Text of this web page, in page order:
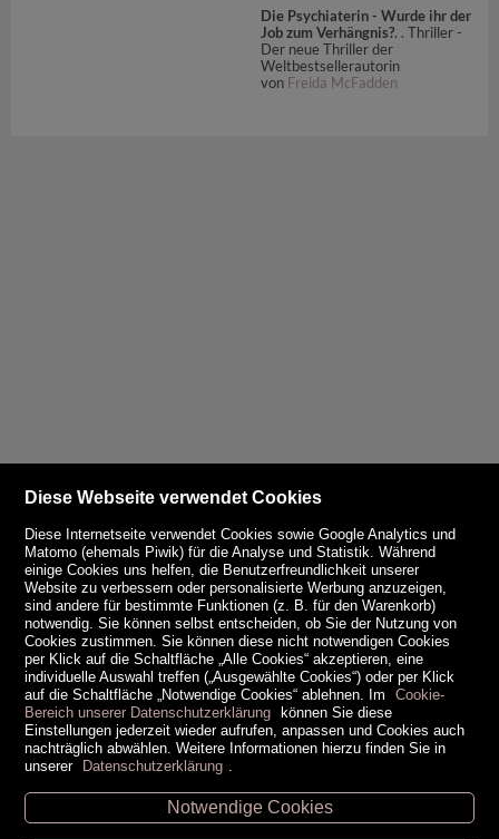
Die Psychiaterin - Wurde ihr der
Job zum Verhängnis?. . Thriller -
Der neue Thriller der
Weltbestsellerautorin
von Freida McFadden
Unsere Öffnungszeiten
Diese Webseite verwendet Cookies
Diese Internetseite verwendet Cookies sowie Google Analytics und
Matomo (ehemals Piwik) für die Analyse und Statistik. Während
einige Cookies uns helfen, die Benutzerfreundlichkeit unserer
Website zu verbessern oder personalisierte Werbung anzuzeigen,
sind andere für bestimmte Funktionen (z. B. für den Warenkorb)
notwendig. Sie können selbst entscheiden, ob Sie der Nutzung von
Cookies zustimmen. Sie können diese nicht notwendigen Cookies
per Klick auf die Schaltfläche „Alle Cookies“ akzeptieren, eine
individuelle Auswahl treffen („Ausgewählte Cookies“) oder per Klick
auf die Schaltfläche „Notwendige Cookies“ ablehnen. Im
Cookie-
Bereich unserer Datenschutzerklärung können Sie diese
Einstellungen jederzeit wieder aufrufen, anpassen und Cookies auch
nachträglich abwählen. Weitere Informationen hierzu finden Sie in
unserer Datenschutzerklärung
Notwendige Cookies